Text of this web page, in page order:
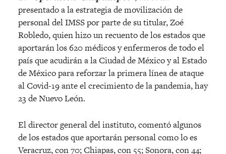
presentado a la estrategia de movilización de
personal del IMSS por parte de su titular, Zoé
Robledo, quien hizo un recuento de los estados que
aportarán los 620 médicos y enfermeros de todo el
país que acudirán a la Ciudad de México y al Estado
de México para reforzar la primera línea de ataque
al Covid-19 ante el crecimiento de la pandemia, hay
23 de Nuevo León.
El director general del instituto, comentó algunos
de los estados que aportarán personal como lo es
Veracruz, con 70; Chiapas, con 55; Sonora, con 44;